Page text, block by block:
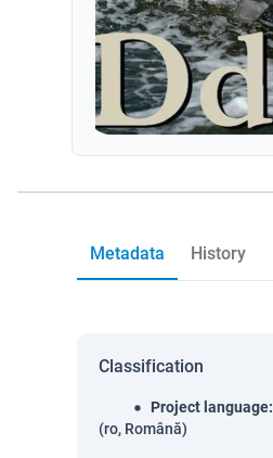
Metadata History
Classification
Project language:
(ro, Română)